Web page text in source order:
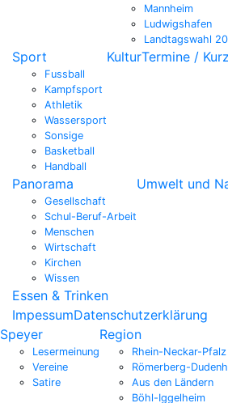
Mannheim
Ludwigshafen
Landtagswahl
Sport
Fussball
Kampfsport
Athletik
Wassersport
Sonsige
Basketball
Handball
KulturTermine /
Panorama
Gesellschaft
Schul-Beruf-Arbeit
Menschen
Wirtschaft
Kirchen
Wissen
Umwelt und
Essen & Trinken
ImpessumDatenschutzerklärung
Speyer
Lesermeinung
Vereine
Satire
Region
Rhein-Neckar-Pfalz
Römerberg-
Aus den Ländern
Böhl-Iggelheim